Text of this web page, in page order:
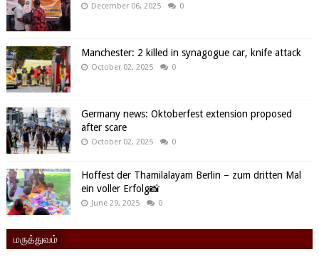
December 06, 2025 0
Manchester: 2 killed in synagogue car, knife attack
October 02, 2025 0
Germany news: Oktoberfest extension proposed
after scare
October 02, 2025 0
Hoffest der Thamilalayam Berlin – zum dritten Mal
ein voller Erfolg📸
June 29, 2025 0
மருத்துவம்